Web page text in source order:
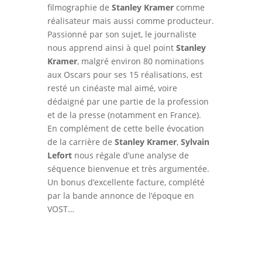
filmographie de Stanley Kramercomme
réalisateur mais aussi comme producteur.
Passionné par son sujet, le journaliste
nous apprend ainsi à quel point Stanley
Kramer, malgré environ 80 nominations
aux Oscars pour ses 15 réalisations, est
resté un cinéaste mal aimé, voire
dédaigné par une partie de la profession
et de la presse (notamment en France).
En complément de cette belle évocation
de la carrière de Stanley Kramer, Sylvain
Lefortnous régale d’une analyse de
séquence bienvenue et très argumentée.
Un bonus d’excellente facture, complété
par la bande annonce de l’époque en
VOST…